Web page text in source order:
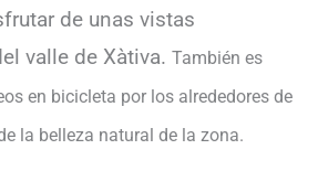
de unas vistas
valle de Xàtiva. También es
en bicicleta por los alrededores de
la belleza natural de la zona.